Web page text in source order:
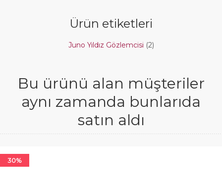
Ürün etiketleri
Juno Yıldız Gözlemcisi (2)
Bu ürünü alan müşteriler
aynı zamanda bunlarıda
satın aldı
30%